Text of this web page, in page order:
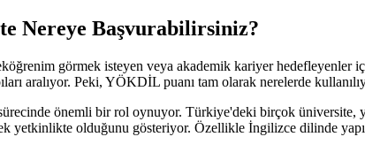
Nereye Başvurabilirsiniz?
görmek isteyen veya akademik kariyer hedefleyenler
aralıyor. Peki, YÖKDİL puanı tam olarak nerelerde
önemli bir rol oynuyor. Türkiye'deki birçok
yetkinlikte olduğunu gösteriyor. Özellikle İngilizce dilinde